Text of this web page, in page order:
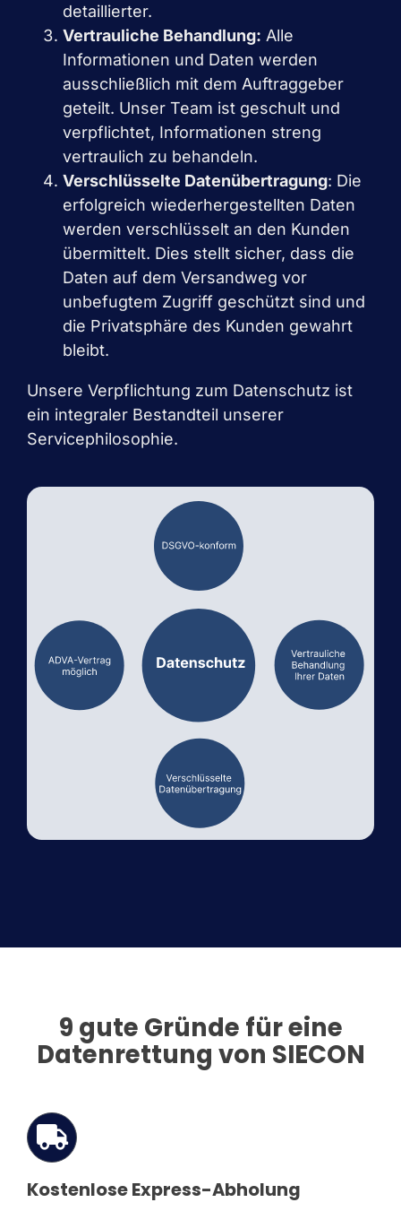
detaillierter.
Vertrauliche Behandlung: Alle
Informationen und Daten werden
ausschließlich mit dem Auftraggeber
geteilt. Unser Team ist geschult und
verpflichtet, Informationen streng
vertraulich zu behandeln.
Verschlüsselte Datenübertragung: Die
erfolgreich wiederhergestellten Daten
werden verschlüsselt an den Kunden
übermittelt. Dies stellt sicher, dass die
Daten auf dem Versandweg vor
unbefugtem Zugriff geschützt sind und
die Privatsphäre des Kunden gewahrt
bleibt.
Unsere Verpflichtung zum Datenschutz ist
ein integraler Bestandteil unserer
Servicephilosophie.
9 gute Gründe für eine
Datenrettung von SIECON
Kostenlose Express-Abholung